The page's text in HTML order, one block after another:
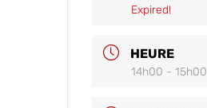
Expired!
HEURE
14h00 - 15h00